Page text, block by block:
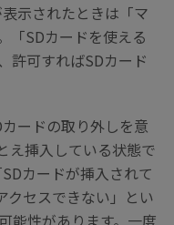
示されたときは「マ
「SDカードを使える
許可すればSDカード
ードの取り外しを意
え挿入している状態で
カードが挿入されて
クセスできない」とい
能性があります。一度